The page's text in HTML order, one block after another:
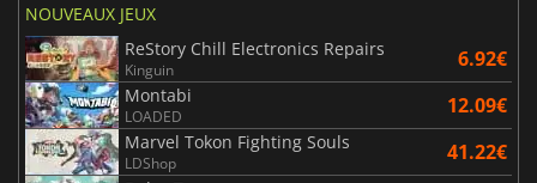
NOUVEAUX JEUX
ReStory Chill Electronics Repairs
Kinguin 6.92€
Montabi
LOADED 12.09€
Marvel Tokon Fighting Souls
LDShop 41.22€